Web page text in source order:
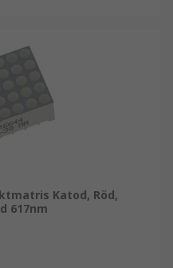
Katod, Röd,
617nm